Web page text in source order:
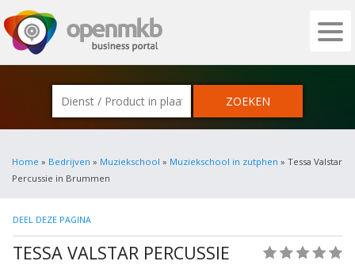
OPENMKB - DE ZAKELIJKE PORTAL
Home » Bedrijven » Muziekschool » Muziekschool in zutphen » Tessa Valstar
Percussie in Brummen
DEEL DEZE PAGINA
TESSA VALSTAR PERCUSSIE